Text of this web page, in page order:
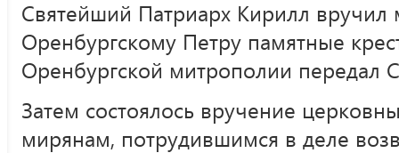
Святейший Патриарх Кирилл вручил
Оренбургскому Петру памятные
Оренбургской митрополии передал
Затем состоялось вручение
мирянам, потрудившимся в деле